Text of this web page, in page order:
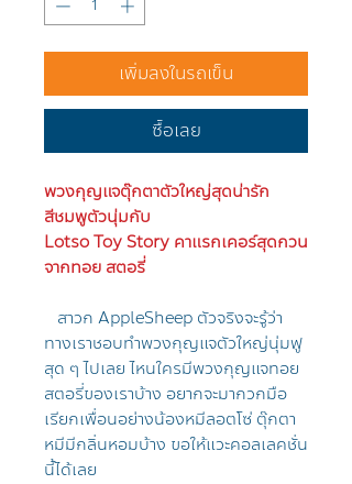
เพิ่มลงในรถเข็น
ซื้อเลย
พวงกุญแจตุ๊กตาตัวใหญ่สุดน่ารัก
สีชมพูตัวนุ่มกับ
Lotso Toy Story คาแรกเคอร์สุดกวน
จากทอย สตอรี่
สาวก AppleSheep ตัวจริงจะรู้ว่า
ทางเราชอบทำพวงกุญแจตัวใหญ่นุ่มฟู
สุด ๆ ไปเลย ไหนใครมีพวงกุญแจทอย
สตอรี่ของเราบ้าง อยากจะมากวกมือ
เรียกเพื่อนอย่างน้องหมีลอตโซ่ ตุ๊กตา
หมีมีกลิ่นหอมบ้าง ขอให้แวะคอลเลคชั่น
นี้ได้เลย